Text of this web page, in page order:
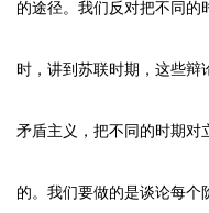
的途径。我们反对把不同的
时，讲到苏联时期，这些辩
矛盾主义，把不同的时期对
的。我们要做的是谈论每个